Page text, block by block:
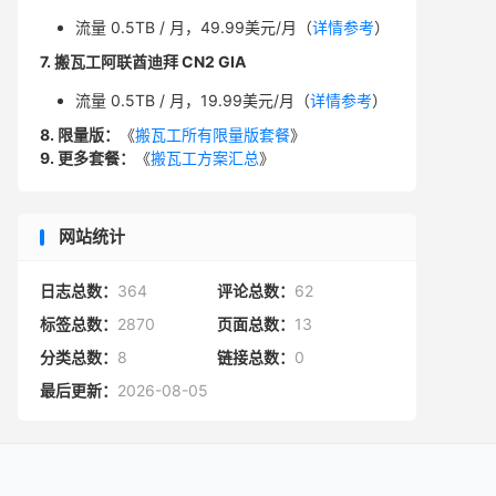
流量 0.5TB / 月，49.99美元/月（详情参考）
7. 搬瓦工阿联酋迪拜 CN2 GIA
流量 0.5TB / 月，19.99美元/月（详情参考）
8. 限量版：
《搬瓦工所有限量版套餐》
9. 更多套餐：
《搬瓦工方案汇总》
网站统计
日志总数： 364 评论总数： 62
标签总数： 2870 页面总数： 13
分类总数： 8 链接总数： 0
最后更新： 2026-08-05